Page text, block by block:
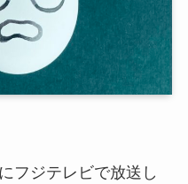
フジテレビで放送し